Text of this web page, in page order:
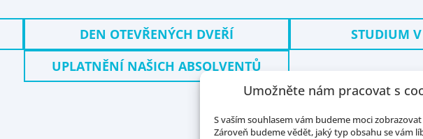
Umožněte nám pracovat s
S vaším souhlasem vám budeme moci
Zároveň budeme vědět, jaký typ obsahu se vám
DEN OTEVŘENÝCH DVEŘÍ
STUDIUM
UPLATNĚNÍ NAŠICH ABSOLVENTŮ